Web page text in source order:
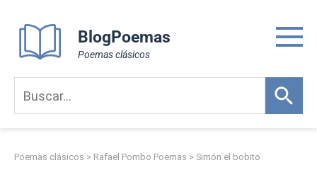
content
BlogPoemas
Poemas clásicos
Poemas clásicos > Rafael Pombo Poemas > Simón el bobito